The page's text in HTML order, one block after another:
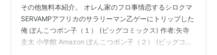
その他無料本紹介。 オレん家のフロ事情恋するシロクマ
SERVAMPアフリカのサラリーマン乙ゲーにトリップした
俺 ぽんこつポン子（１） (ビッグコミックス) 作者:矢寺
圭太 小学館 Amazon ぽんこつポン子（２） (ビッグコミ